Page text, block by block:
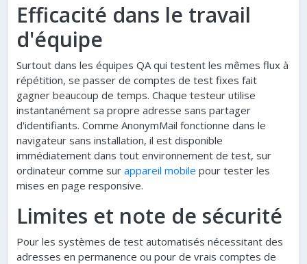
Efficacité dans le travail
d'équipe
Surtout dans les équipes QA qui testent les mêmes flux à
répétition, se passer de comptes de test fixes fait
gagner beaucoup de temps. Chaque testeur utilise
instantanément sa propre adresse sans partager
d'identifiants. Comme AnonymMail fonctionne dans le
navigateur sans installation, il est disponible
immédiatement dans tout environnement de test, sur
ordinateur comme sur appareil mobile pour tester les
mises en page responsive.
Limites et note de sécurité
Pour les systèmes de test automatisés nécessitant des
adresses en permanence ou pour de vrais comptes de